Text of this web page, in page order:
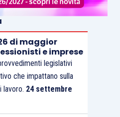
di maggior
e imprese
legislativi
che impattano sulla
lavoro. 24 settembre